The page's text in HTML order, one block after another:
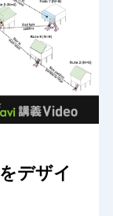
デザイ